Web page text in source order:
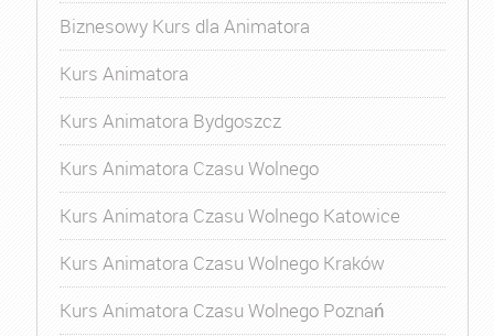
Biznesowy Kurs dla Animatora
Kurs Animatora
Kurs Animatora Bydgoszcz
Kurs Animatora Czasu Wolnego
Kurs Animatora Czasu Wolnego Katowice
Kurs Animatora Czasu Wolnego Kraków
Kurs Animatora Czasu Wolnego Poznań